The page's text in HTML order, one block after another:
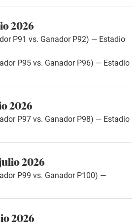
2026
P91 vs. Ganador P92) — Estadio
P95 vs. Ganador P96) — Estadio
2026
P97 vs. Ganador P98) — Estadio
2026
P99 vs. Ganador P100) —
2026